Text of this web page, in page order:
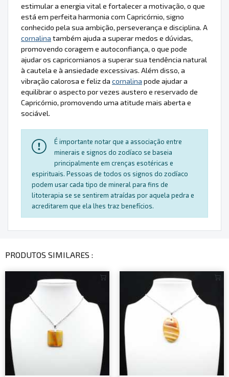
estimular a energia vital e fortalecer a motivação, o que
está em perfeita harmonia com Capricórnio, signo
conhecido pela sua ambição, perseverança e disciplina. A
cornalina também ajuda a superar medos e dúvidas,
promovendo coragem e autoconfiança, o que pode
ajudar os capricornianos a superar sua tendência natural
à cautela e à ansiedade excessivas. Além disso, a
vibração calorosa e feliz da cornalina pode ajudar a
equilibrar o aspecto por vezes austero e reservado de
Capricórnio, promovendo uma atitude mais aberta e
sociável.
É importante notar que a associação entre
minerais e signos do zodíaco se baseia
principalmente em crenças esotéricas e
espirituais. Pessoas de todos os signos do zodíaco
podem usar cada tipo de mineral para fins de
litoterapia se se sentirem atraídas por aquela pedra e
acreditarem que ela lhes traz benefícios.
PRODUTOS SIMILARES :